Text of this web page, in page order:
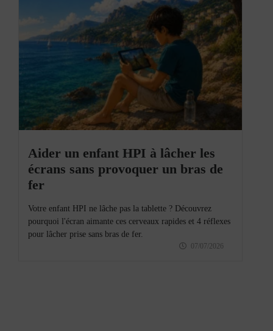
Aider un enfant HPI à lâcher les
écrans sans provoquer un bras de
fer
Votre enfant HPI ne lâche pas la tablette ? Découvrez
pourquoi l'écran aimante ces cerveaux rapides et 4 réflexes
pour lâcher prise sans bras de fer.
07/07/2026